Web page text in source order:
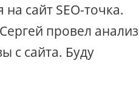
сайт SEO-точка.
провел анализ
с сайта. Буду